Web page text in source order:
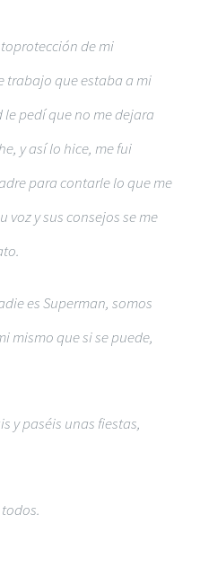
de mi
trabajo que estaba a mi
pedí que no me dejara
y así lo hice, me fui
para contarle lo que me
voz y sus consejos se me
es Superman, somos
mismo que si se puede,
y paséis unas fiestas,